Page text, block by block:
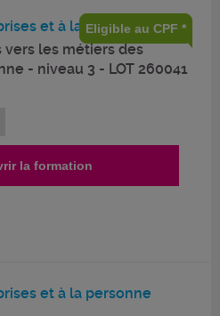
et à la personne
vers les métiers des
- niveau 3 - LOT 260041
Eligible au CPF *
la formation
et à la personne